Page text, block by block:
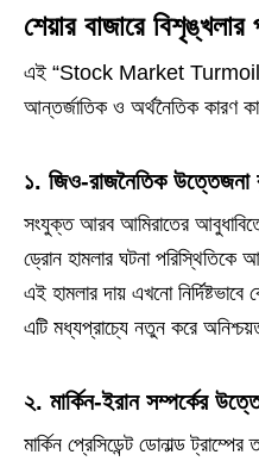
শেয়ার বাজারে
এই “Stock Market Turmoil
আন্তর্জাতিক ও অর্থনৈতিক কারণ
১. জিও-রাজনৈতিক উত্তেজনা
সংযুক্ত আরব আমিরাতের আবুধাবিতে
ড্রোন হামলার ঘটনা
এই হামলার দায় এখনো
এটি মধ্যপ্রাচ্যে নতুন করে
২. মার্কিন-ইরান সম্পর্কের
মার্কিন প্রেসিডেন্ট ডোনাল্ড